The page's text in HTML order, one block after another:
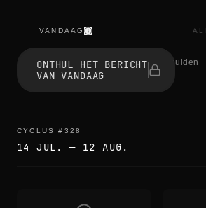
VANDAAG
a
l
o
o
n
e
ONTHUL HET BERICHT
VAN VANDAAG
0 mensen onthulden
CYCLUS # 328
14 JUL. — 12 AUG.